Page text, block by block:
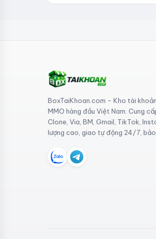
BoxTaiKhoan.com - Kho tài
MMO hàng đầu Việt Nam. Cung
Clone, Via, BM, Gmail, TikTok,
lượng cao, giao tự động 24/7, bảo